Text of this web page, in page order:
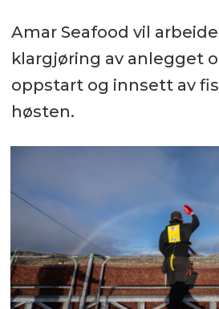
Amar Seafood vil
klargjøring av anlegget
oppstart og innsett av
høsten.